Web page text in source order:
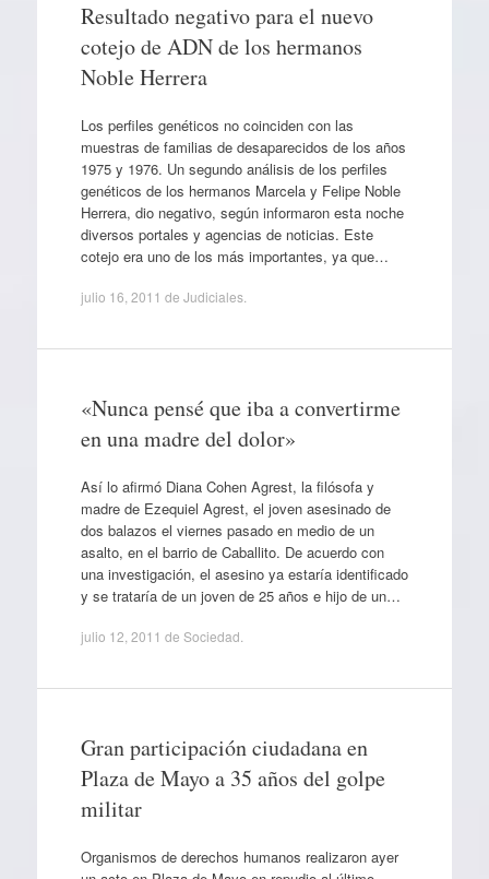
Resultado negativo para el nuevo
cotejo de ADN de los hermanos
Noble Herrera
Los perfiles genéticos no coinciden con las
muestras de familias de desaparecidos de los años
1975 y 1976. Un segundo análisis de los perfiles
genéticos de los hermanos Marcela y Felipe Noble
Herrera, dio negativo, según informaron esta noche
diversos portales y agencias de noticias. Este
cotejo era uno de los más importantes, ya que…
julio 16, 2011 de Judiciales.
«Nunca pensé que iba a convertirme
en una madre del dolor»
Así lo afirmó Diana Cohen Agrest, la filósofa y
madre de Ezequiel Agrest, el joven asesinado de
dos balazos el viernes pasado en medio de un
asalto, en el barrio de Caballito. De acuerdo con
una investigación, el asesino ya estaría identificado
y se trataría de un joven de 25 años e hijo de un…
julio 12, 2011 de Sociedad
Gran participación ciudadana en
Plaza de Mayo a 35 años del golpe
militar
Organismos de derechos humanos realizaron ayer